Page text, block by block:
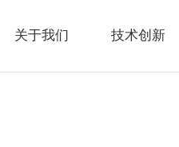
关于我们 技术创新